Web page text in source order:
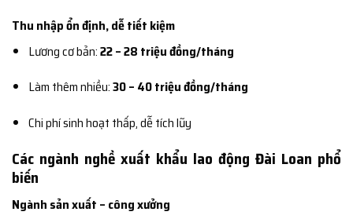
Thu nhập ổn định, dễ tiết kiệm
Lương cơ bản:22 – 28 triệu đồng/tháng
Làm thêm nhiều:30 – 40 triệu đồng/tháng
Chi phí sinh hoạt thấp, dễ tích lũy
Các ngành nghề xuất khẩu lao động Đài Loan phổ
biến
Ngành sản xuất – công xưởng